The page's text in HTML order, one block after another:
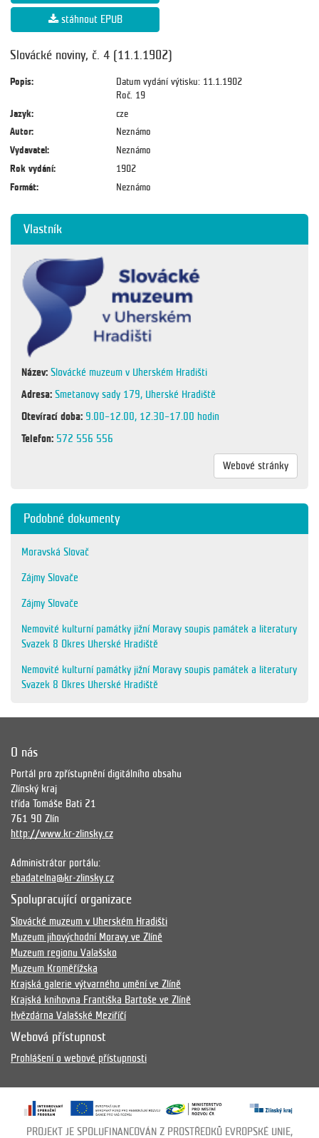
stáhnout EPUB
Slovácké noviny, č. 4 (11.1.1902)
Popis:
Datum vydání výtisku: 11.1.1902
Roč. 19
Jazyk:
cze
Autor:
Neznámo
Vydavatel:
Neznámo
Rok vydání:
1902
Formát:
Neznámo
Vlastník
Název: Slovácké muzeum v Uherském Hradišti
Adresa: Smetanovy sady 179, Uherské Hradiště
Otevírací doba: 9.00–12.00, 12.30–17.00 hodin
Telefon: 572 556 556
Webové stránky
Podobné dokumenty
Moravská Slovač
Zájmy Slovače
Zájmy Slovače
Nemovité kulturní památky jižní Moravy soupis památek a literatury
Svazek 8 Okres Uherské Hradiště
Nemovité kulturní památky jižní Moravy soupis památek a literatury
Svazek 8 Okres Uherské Hradiště
O nás
Portál pro zpřístupnění digitálního obsahu
Zlínský kraj
třída Tomáše Bati 21
761 90 Zlín
http://www.kr-zlinsky.cz
Administrátor portálu:
ebadatelna@kr-zlinsky.cz
Spolupracující organizace
Slovácké muzeum v Uherském Hradišti
Muzeum jihovýchodní Moravy ve Zlíně
Muzeum regionu Valašsko
Muzeum Kroměřížska
Krajská galerie výtvarného umění ve Zlíně
Krajská knihovna Františka Bartoše ve Zlíně
Hvězdárna Valašské Meziříčí
Webová přístupnost
Prohlášení o webové přístupnosti
PROJEKT JE SPOLUFINANCOVÁN Z PROSTŘEDKŮ EVROPSKÉ UNIE,